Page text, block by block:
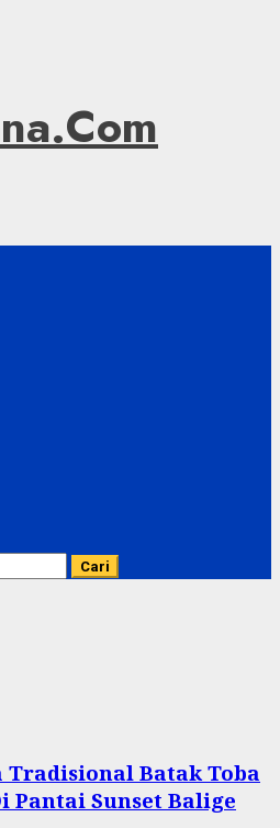
Tradisional Batak Toba
Pantai Sunset Balige